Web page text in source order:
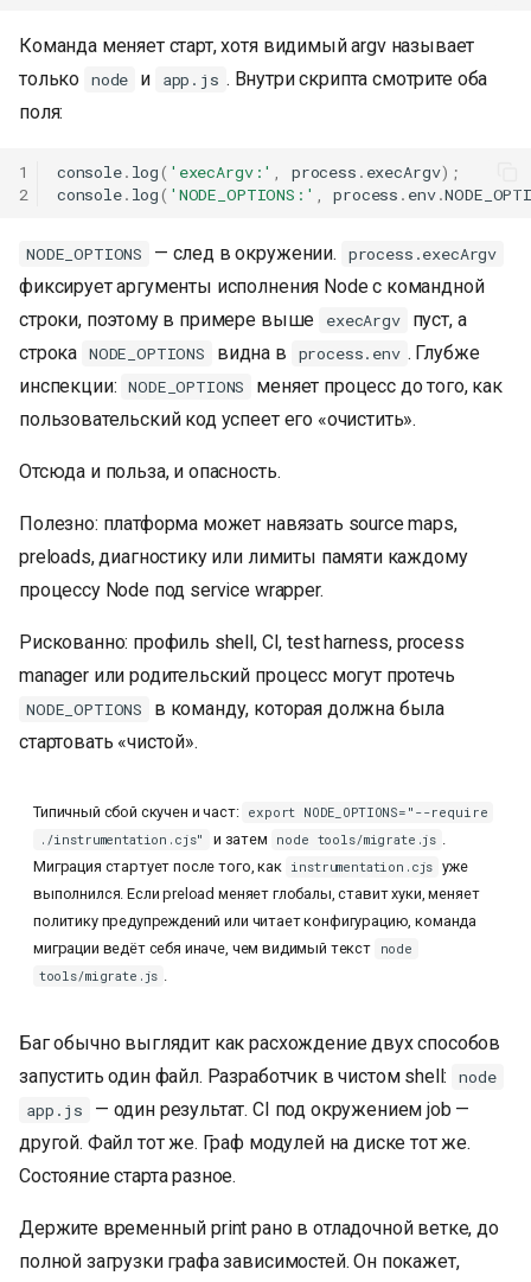
Команда меняет старт, хотя видимый argv называет
только node и app.js . Внутри скрипта смотрите оба
поля:
1
2
console. log( 'execArgv:' , process . execArgv);
console. log( 'NODE_OPTIONS:' , process . env.
NODE_OPTIONS — след в окружении. process.execArgv
фиксирует аргументы исполнения Node с командной
строки, поэтому в примере выше
execArgv
пуст, а
строка NODE_OPTIONS видна в process.env . Глубже
инспекции: NODE_OPTIONS
меняет процесс до того, как
пользовательский код успеет его «очистить».
Отсюда и польза, и опасность.
Полезно: платформа может навязать source maps,
preloads, диагностику или лимиты памяти каждому
процессу Node под service wrapper.
Рискованно: профиль shell, CI, test harness, process
manager или родительский процесс могут протечь
NODE_OPTIONS
в команду, которая должна была
стартовать «чистой».
Типичный сбой скучен и част: export NODE_OPTIONS="--require
./instrumentation.cjs"
и затем node tools/migrate.js .
Миграция стартует после того, как instrumentation.cjs уже
выполнился. Если preload меняет глобалы, ставит хуки, меняет
политику предупреждений или читает конфигурацию, команда
миграции ведёт себя иначе, чем видимый текст
node
tools/migrate.js .
Баг обычно выглядит как расхождение двух способов
запустить один файл. Разработчик в чистом shell:
node
app.js
— один результат. CI под окружением job —
другой. Файл тот же. Граф модулей на диске тот же.
Состояние старта разное.
Держите временный print рано в отладочной ветке, до
полной загрузки графа зависимостей. Он покажет,